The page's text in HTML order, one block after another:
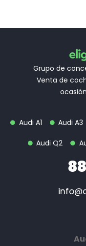
Grupo de
Venta de
Audi A1 Audi A3
Audi Q2